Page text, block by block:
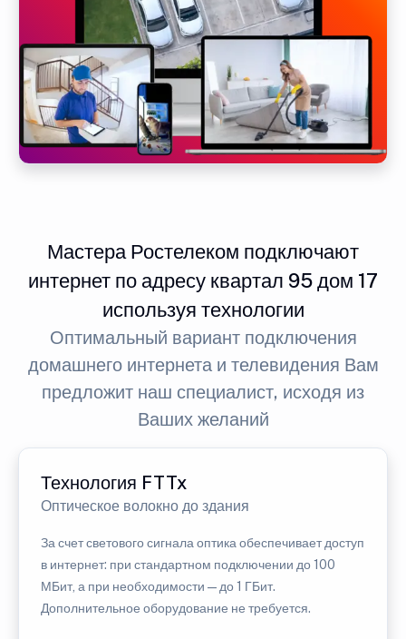
Мастера Ростелеком подключают
интернет по адресу квартал 95 дом 17
используя технологии
Оптимальный вариант подключения
домашнего интернета и телевидения Вам
предложит наш специалист, исходя из
Ваших желаний
Технология FTTx
Оптическое волокно до здания
За счет светового сигнала оптика обеспечивает доступ
в интернет: при стандартном подключении до 100
МБит, а при необходимости — до 1 ГБит.
Дополнительное оборудование не требуется.